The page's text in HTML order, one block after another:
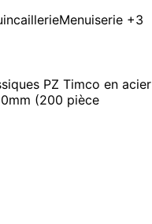
Menuiserie +3
PZ Timco en acier
(200 pièce